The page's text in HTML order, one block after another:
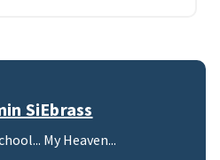
SiEbrass
My Heaven...